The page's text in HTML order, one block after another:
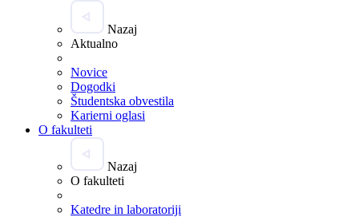
Nazaj
Aktualno
Novice
Dogodki
Študentska obvestila
Karierni oglasi
O fakulteti
Nazaj
O fakulteti
Katedre in laboratoriji